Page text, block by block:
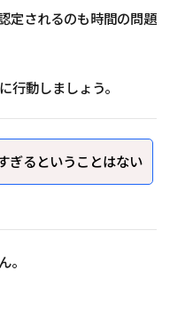
定されるのも時間の問題
行動しましょう。
ぎるということはない
。